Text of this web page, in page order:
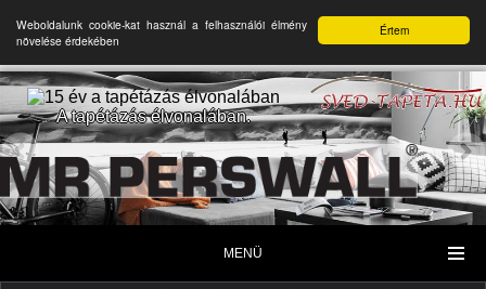
Értem
Weboldalunk cookie-kat használ a felhasználói élmény
növelése érdekében
A tapétázás élvonalában.
MENÜ